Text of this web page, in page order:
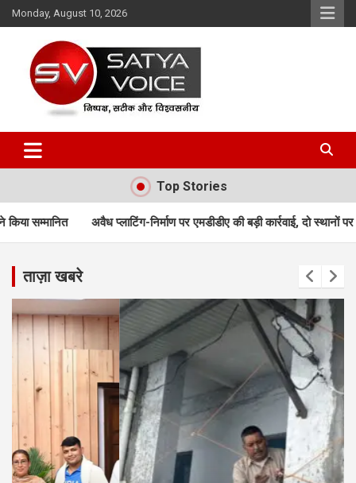
Skip
to
Monday, August 10, 2026
Satya Voice
Top Stories
निर्माण पर एमडीडीए की बड़ी कार्रवाई, दो स्थानों पर ध्वस्तीकरण; मसूरी मार्ग पर
ताज़ा खबरे